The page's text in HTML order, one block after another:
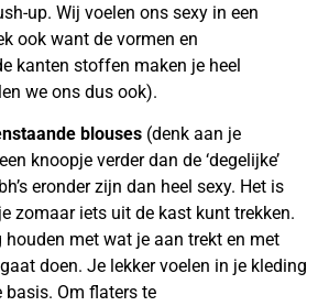
up. Wij voelen ons sexy in een
ook want de vormen en
kanten stoffen maken je heel
we ons dus ook).
blouses (denk aan je
knoopje verder dan de ‘degelijke’
eronder zijn dan heel sexy. Het is
zomaar iets uit de kast kunt trekken.
met wat je aan trekt en met
doen. Je lekker voelen in je kleding
Om flaters te